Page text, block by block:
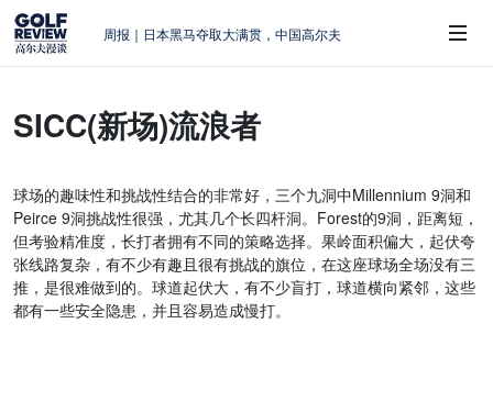
周报｜日本黑马夺取大满贯，中国高尔夫
AIG英国女子公开赛，一场大满贯的50年
蜕变
龙
查莉·赫尔：不断制造“麻烦”的流量明星
Menu
SICC(新场)流浪者
球场的趣味性和挑战性结合的非常好，三个九洞中Millennium 9洞和
Peirce 9洞挑战性很强，尤其几个长四杆洞。Forest的9洞，距离短，
但考验精准度，长打者拥有不同的策略选择。果岭面积偏大，起伏夸
张线路复杂，有不少有趣且很有挑战的旗位，在这座球场全场没有三
推，是很难做到的。球道起伏大，有不少盲打，球道横向紧邻，这些
都有一些安全隐患，并且容易造成慢打。